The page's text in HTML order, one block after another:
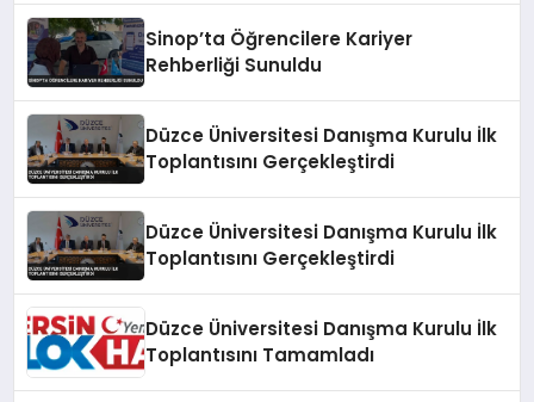
Sinop’ta Öğrencilere Kariyer
Rehberliği Sunuldu
Düzce Üniversitesi Danışma Kurulu İlk
Toplantısını Gerçekleştirdi
Düzce Üniversitesi Danışma Kurulu İlk
Toplantısını Gerçekleştirdi
Düzce Üniversitesi Danışma Kurulu İlk
Toplantısını Tamamladı